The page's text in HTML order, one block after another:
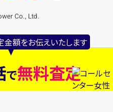
金額をお伝えいたします
で無料査定
Co., Ltd.